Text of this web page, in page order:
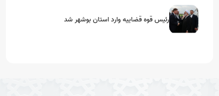
رئیس قوه قضاییه وارد استان بوشهر شد